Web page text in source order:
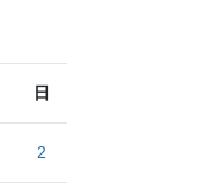
日
2